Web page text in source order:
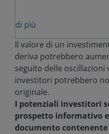
di più
Il valore di un
deriva potrebbero
seguito delle oscillazioni
investitori potrebbero
originale.
I potenziali investitori
prospetto informativo
documento